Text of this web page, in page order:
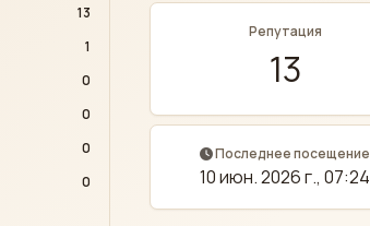
13
1
0
0
0
0
Репутация
13
Последнее посещение
10 июн. 2026 г., 07:24